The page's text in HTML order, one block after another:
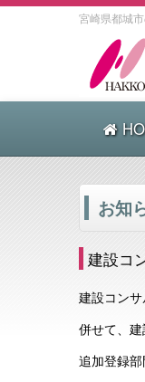
宮崎県都城
お知
建設コ
建設コンサ
併せて、建
追加登録